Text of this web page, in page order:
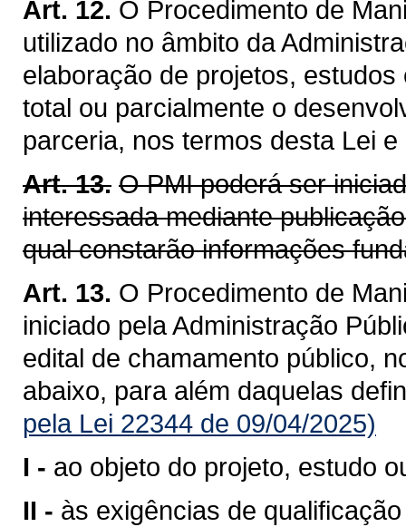
Art. 12. O Procedimento de
utilizado no âmbito da
elaboração de projetos,
total ou parcialmente o
parceria, nos termos desta Lei
Art. 13. O PMI poderá ser
interessada mediante
qual constarão informações
Art. 13. O Procedimento de
iniciado pela Administração
edital de chamamento público,
abaixo, para além daquelas
pela Lei 22344 de 09/04/2025)
I - ao objeto do projeto, estudo
II - às exigências de